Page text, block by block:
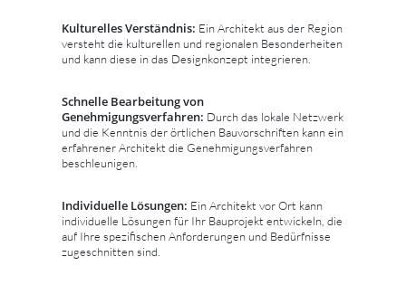
Kulturelles Verständnis: Ein Architekt aus der Region
versteht die kulturellen und regionalen Besonderheiten
und kann diese in das Designkonzept integrieren.
Schnelle Bearbeitung von
Genehmigungsverfahren: Durch das lokale Netzwerk
und die Kenntnis der örtlichen Bauvorschriften kann ein
erfahrener Architekt die Genehmigungsverfahren
beschleunigen.
Individuelle Lösungen: Ein Architekt vor Ort kann
individuelle Lösungen für Ihr Bauprojekt entwickeln, die
auf Ihre spezifischen Anforderungen und Bedürfnisse
zugeschnitten sind.